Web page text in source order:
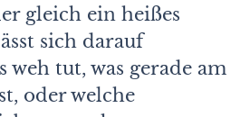
gleich ein heißes
sich darauf
weh tut, was gerade am
oder welche